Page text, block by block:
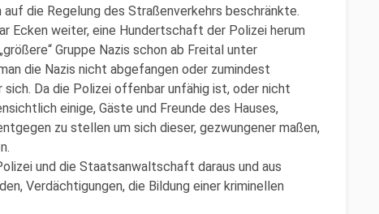
die Regelung des Straßenverkehrs beschränkte.
Ecken weiter, eine Hundertschaft der Polizei herum
Gruppe Nazis schon ab Freital unter
die Nazis nicht abgefangen oder zumindest
Da die Polizei offenbar unfähig ist, oder nicht
einige, Gäste und Freunde des Hauses,
zu stellen um sich dieser, gezwungener maßen,
und die Staatsanwaltschaft daraus und aus
Verdächtigungen, die Bildung einer kriminellen